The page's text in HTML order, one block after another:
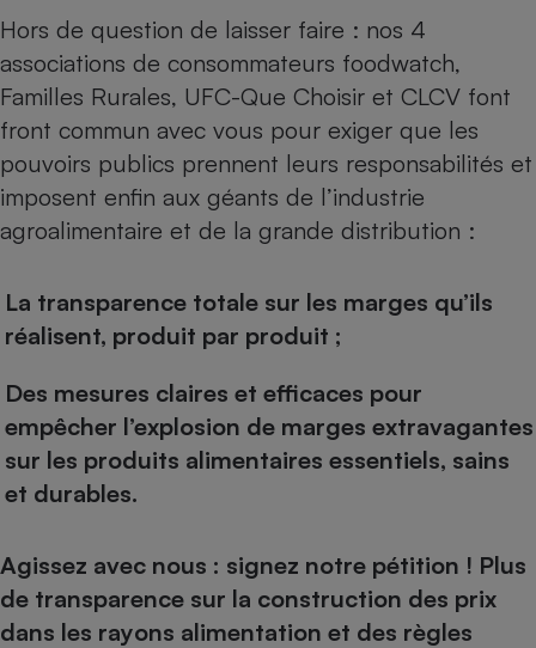
Hors de question de laisser faire : nos 4
associations de consommateurs foodwatch,
Familles Rurales, UFC-Que Choisir et CLCV font
front commun avec vous pour exiger que les
pouvoirs publics prennent leurs responsabilités et
imposent enfin aux géants de l’industrie
agroalimentaire et de la grande distribution :
La transparence totale sur les marges qu’ils
réalisent, produit par produit ;
Des mesures claires et efficaces pour
empêcher l’explosion de marges extravagantes
sur les produits alimentaires essentiels, sains
et durables.
Agissez avec nous : signez notre pétition ! Plus
de transparence sur la construction des prix
dans les rayons alimentation et des règles
Robot ménager